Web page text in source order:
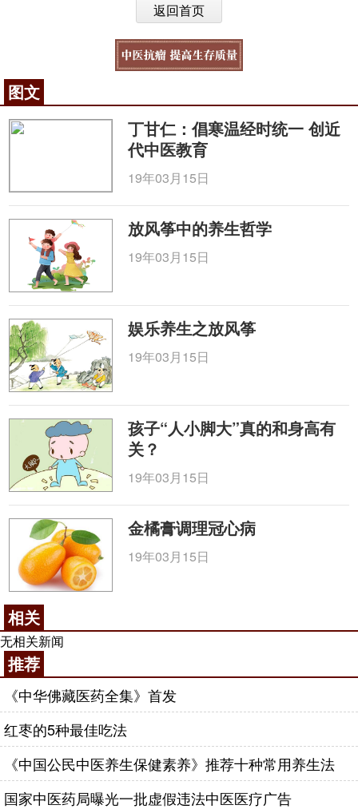
返回首页
图文
丁甘仁：倡寒温经时统一 创近
代中医教育
19年03月15日
放风筝中的养生哲学
19年03月15日
娱乐养生之放风筝
19年03月15日
孩子“人小脚大”真的和身高有
关？
19年03月15日
金橘膏调理冠心病
19年03月15日
相关
无相关新闻
推荐
《中华佛藏医药全集》首发
红枣的5种最佳吃法
《中国公民中医养生保健素养》推荐十种常用养生法
国家中医药局曝光一批虚假违法中医医疗广告